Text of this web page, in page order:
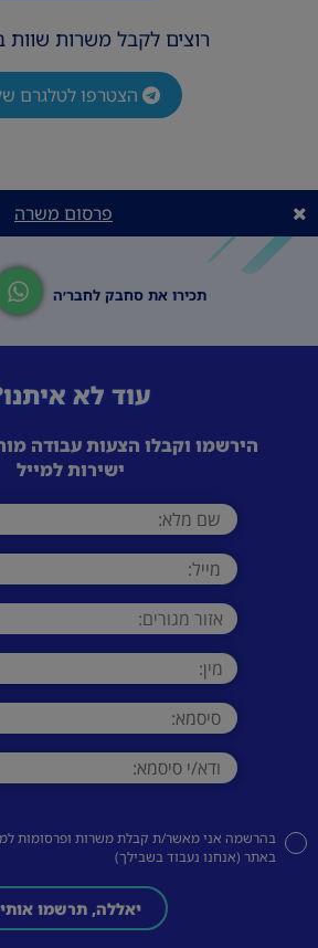
ניסיון במכירות -חובה .
ניסיון ניהולי – יתרון .
יוצא חברת תקשורת / ביטוח / חברת
*העסקה OUTSOURCE
רוצים לקבל משרות שוות
הצטרפו לטלגרם
פרסום משרה
תכירו את סחבק לחבר׳ה
עוד לא
הירשמו וקבלו הצעות עבודה
ישירות למייל
בהרשמה אני מאשר/ת קבלת משרות ופרסומות
באתר (אנחנו נעבוד בשבילך)
יאללה, תרשמו אותי